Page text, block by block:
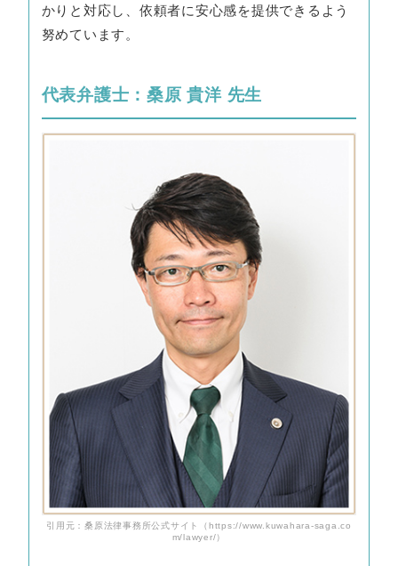
かりと対応し、依頼者に安心感を提供できるよう
努めています。
代表弁護士：桑原 貴洋 先生
引用元：桑原法律事務所公式サイト（https://www.kuwahara-saga.co
m/lawyer/）